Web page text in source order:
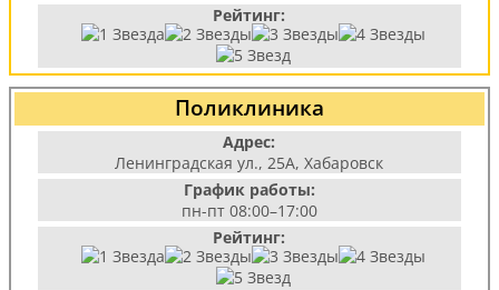
Рейтинг:
Поликлиника
Адрес:
Ленинградская ул., 25А, Хабаровск
График работы:
пн-пт 08:00–17:00
Рейтинг: